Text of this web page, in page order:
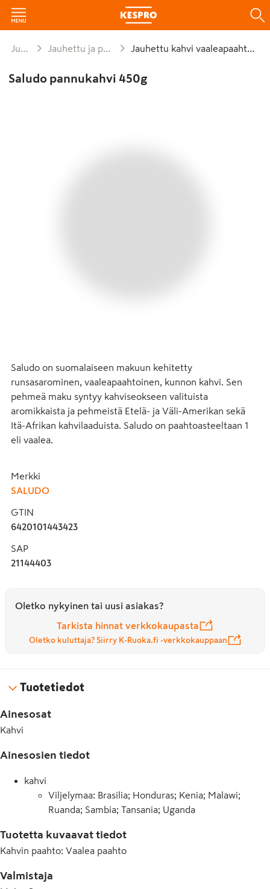
Juomat Jauhettu ja papukahvi Jauhettu kahvi vaaleapaahtoinen
Saludo pannukahvi 450g
Saludo on suomalaiseen makuun kehitetty
runsasarominen, vaaleapaahtoinen, kunnon kahvi. Sen
pehmeä maku syntyy kahviseokseen valituista
aromikkaista ja pehmeistä Etelä- ja Väli-Amerikan sekä
Itä-Afrikan kahvilaaduista. Saludo on paahtoasteeltaan 1
eli vaalea.
Merkki
SALUDO
GTIN
6420101443423
SAP
21144403
Oletko nykyinen tai uusi asiakas?
Tarkista hinnat verkkokaupasta
Oletko kuluttaja? Siirry K-Ruoka.fi -verkkokauppaan
Tuotetiedot
Ainesosat
Kahvi
Ainesosien tiedot
kahvi
Viljelymaa: Brasilia; Honduras; Kenia; Malawi;
Ruanda; Sambia; Tansania; Uganda
Tuotetta kuvaavat tiedot
Kahvin paahto: Vaalea paahto
Valmistaja